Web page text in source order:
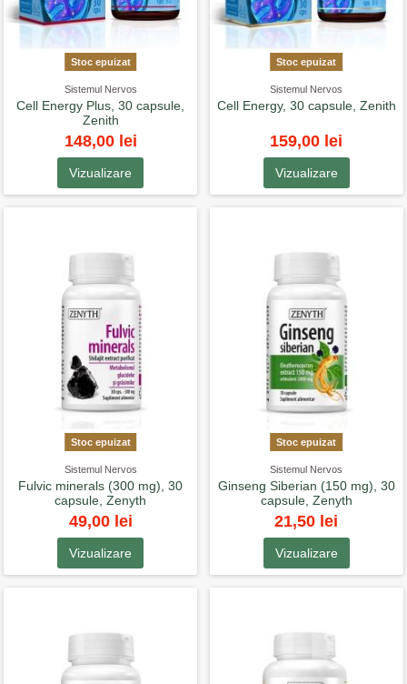
Stoc epuizat
Sistemul Nervos
Cell Energy Plus, 30 capsule,
Zenith
148,00 lei
Vizualizare
Stoc epuizat
Sistemul Nervos
Cell Energy, 30 capsule, Zenith
159,00 lei
Vizualizare
Stoc epuizat
Sistemul Nervos
Fulvic minerals (300 mg), 30
capsule, Zenyth
49,00 lei
Vizualizare
Stoc epuizat
Sistemul Nervos
Ginseng Siberian (150 mg), 30
capsule, Zenyth
21,50 lei
Vizualizare